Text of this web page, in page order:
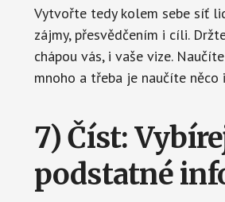
Vytvořte tedy kolem sebe síť
zájmy, přesvědčením i cíli.
chápou vás, i vaše vize.
mnoho a třeba je naučíte něco
7) Číst:
podstatné